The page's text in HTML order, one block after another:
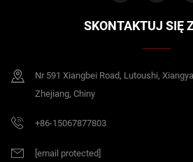
SKONTAKTUJ SIĘ
Nr 591 Xiangbei Road, Lutoushi,
Zhejiang, Chiny
+86-15067877803
[email protected]